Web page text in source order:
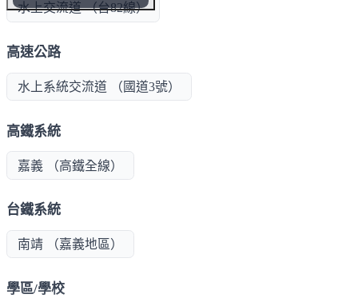
水上交流道 （台82線）
高速公路
水上系統交流道 （國道3號）
高鐵系統
嘉義 （高鐵全線）
台鐵系統
南靖 （嘉義地區）
學區/學校